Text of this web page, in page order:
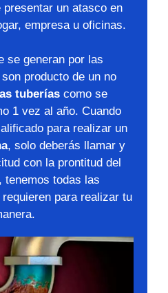
presentar un atasco en
empresa u oficinas.
se generan por las
producto de un no
tuberías como se
1 vez al año. Cuando
para realizar un
, solo deberás llamar y
con la prontitud del
tenemos todas las
para realizar tu